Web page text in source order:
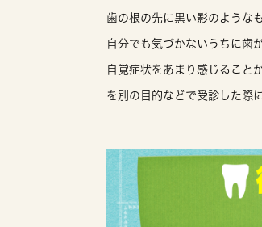
歯の根の先に黒い影のような
自分でも気づかないうちに歯
自覚症状をあまり感じること
を別の目的などで受診した際